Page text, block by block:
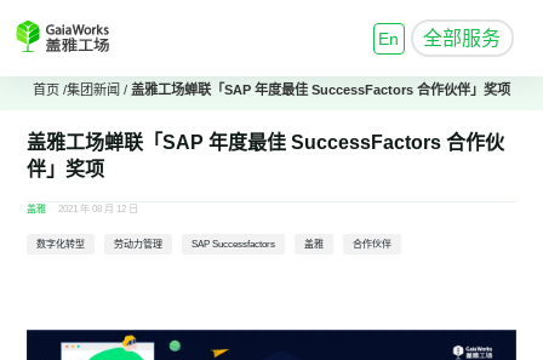
En 全部服务
首页 /集团新闻 /盖雅工场蝉联「SAP 年度最佳 SuccessFactors 合作伙伴」奖项
盖雅工场蝉联「SAP 年度最佳 SuccessFactors 合作伙
伴」奖项
盖雅 2021 年 08 月 12 日
数字化转型 劳动力管理 SAP Successfactors 盖雅 合作伙伴